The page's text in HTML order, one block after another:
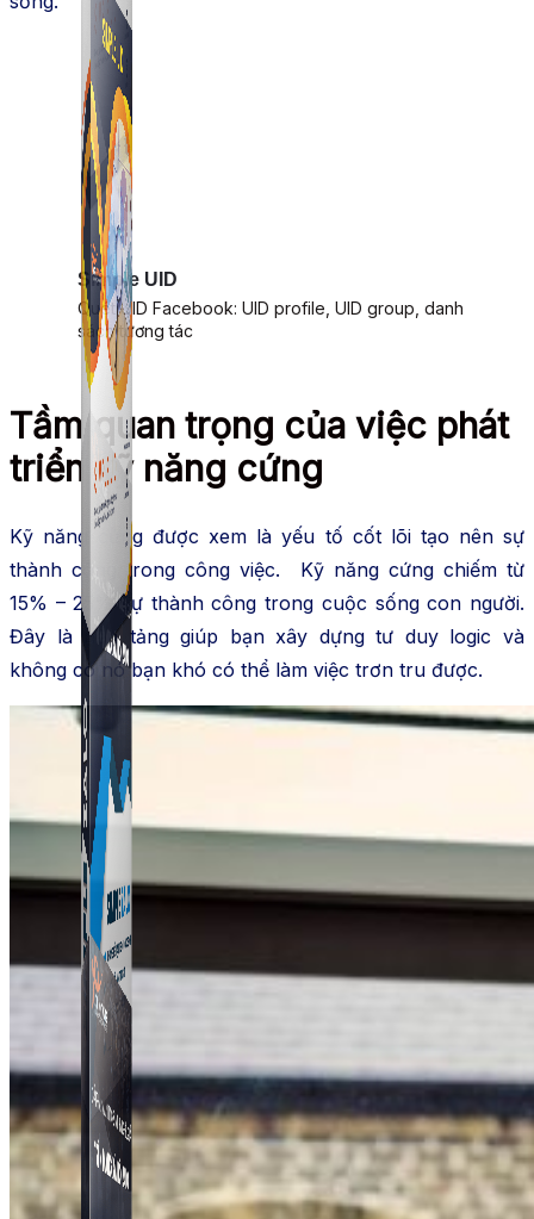
Simple UID
Quét UID Facebook: UID profile, UID group, danh
sách tương tác
Simple Zalo
Simple UID
Quét UID Facebook: UID profile, UID group, danh
sách tương tác
Tầm quan trọng của việc phát
triển kỹ năng cứng
Kỹ năng cứng được xem là yếu tố cốt lõi tạo nên sự
thành công trong công việc. Kỹ năng cứng chiếm từ
15% – 25% sự thành công trong cuộc sống con người.
Đây là nền tảng giúp bạn xây dựng tư duy logic và
không có nó bạn khó có thể làm việc trơn tru được.